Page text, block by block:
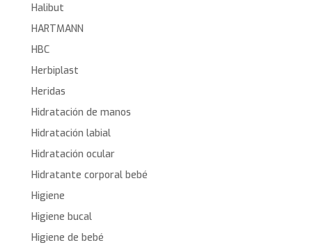
Halibut
HARTMANN
HBC
Herbiplast
Heridas
Hidratación de manos
Hidratación labial
Hidratación ocular
Hidratante corporal bebé
Higiene
Higiene bucal
Higiene de bebé